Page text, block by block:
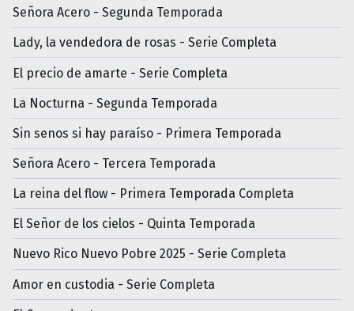
Señora Acero - Segunda Temporada
Lady, la vendedora de rosas - Serie Completa
El precio de amarte - Serie Completa
La Nocturna - Segunda Temporada
Sin senos si hay paraíso - Primera Temporada
Señora Acero - Tercera Temporada
La reina del flow - Primera Temporada Completa
El Señor de los cielos - Quinta Temporada
Nuevo Rico Nuevo Pobre 2025 - Serie Completa
Amor en custodia - Serie Completa